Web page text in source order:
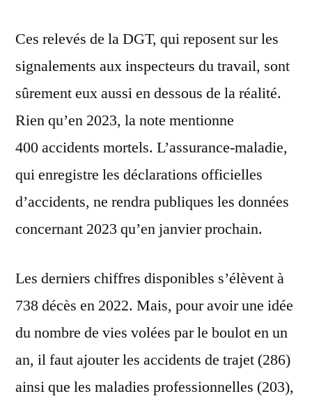
Ces relevés de la DGT, qui reposent sur les
signalements aux inspecteurs du travail, sont
sûrement eux aussi en dessous de la réalité.
Rien qu’en 2023, la note mentionne
400 accidents mortels. L’assurance-maladie,
qui enregistre les déclarations officielles
d’accidents, ne rendra publiques les données
concernant 2023 qu’en janvier prochain.
Les derniers chiffres disponibles s’élèvent à
738 décès en 2022. Mais, pour avoir une idée
du nombre de vies volées par le boulot en un
an, il faut ajouter les accidents de trajet (286)
ainsi que les maladies professionnelles (203),